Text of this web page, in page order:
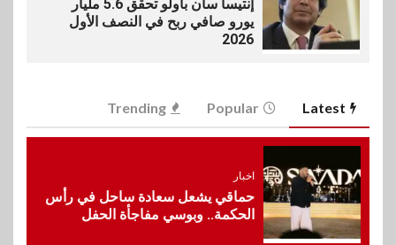
إنتيسا سان باولو تحقق 5.6 مليار
يورو صافي ربح في النصف الأول
2026
غرفة القاهرة تنظم ندوة إلكترونية
لدعم الصادرات وتحقيق
7
بنوك
Latest
Popular
Trending
اخبار
حماقي يشعل سعادة ساحل في رأس
الحكمة.. وبوسي مفاجأة الحفل